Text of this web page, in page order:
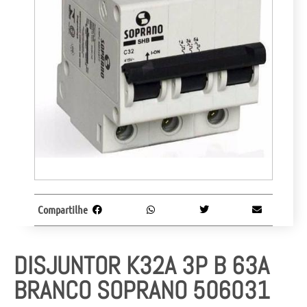
DISJUNTOR K32A 3P B 63A
BRANCO SOPRANO 506031
Compartilhe